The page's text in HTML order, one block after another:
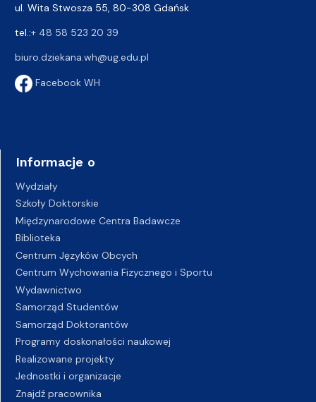
ul. Wita Stwosza 55, 80-308 Gdańsk
tel.:+ 48 58 523 20 39
biuro.dziekana.wh@ug.edu.pl
Facebook WH
Informacje o
Wydziały
Szkoły Doktorskie
Międzynarodowe Centra Badawcze
Biblioteka
Centrum Języków Obcych
Centrum Wychowania Fizycznego i Sportu
Wydawnictwo
Samorząd Studentów
Samorząd Doktorantów
Programy doskonałości naukowej
Realizowane projekty
Jednostki i organizacje
Znajdź pracownika